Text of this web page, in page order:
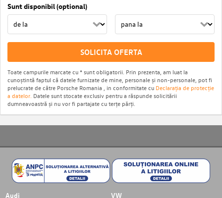
Sunt disponibil (optional)
SOLICITA OFERTA
Toate campurile marcate cu * sunt obligatorii. Prin prezenta, am luat la
cunoștintă faptul că datele furnizate de mine, personale și non-personale, pot fi
prelucrate de către Porsche Romania , in conformitate cu Declarația de protecție
a datelor. Datele sunt stocate exclusiv pentru a răspunde solicitării
dumneavoastră și nu vor fi partajate cu terțe părți.
Audi VW